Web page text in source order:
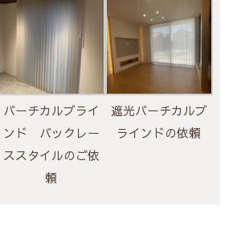
バーチカルブライ
ンド バックレー
ススタイルのご依
頼
遮光バーチカルブ
ラインドの依頼